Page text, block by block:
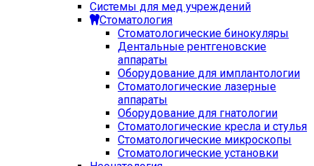
Системы для мед учреждений
Стоматология
Стоматологические бинокуляры
Дентальные рентгеновские
аппараты
Оборудование для имплантологии
Стоматологические лазерные
аппараты
Оборудование для гнатологии
Стоматологические кресла и стулья
Стоматологические микроскопы
Стоматологические установки